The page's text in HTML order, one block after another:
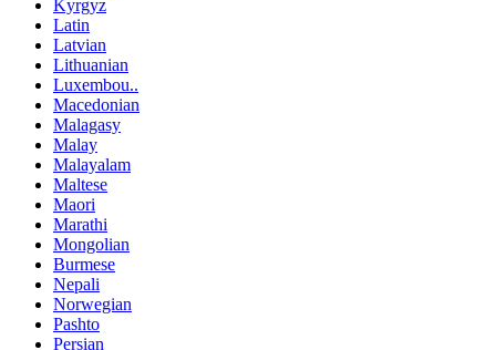
Kyrgyz
Latin
Latvian
Lithuanian
Luxembou..
Macedonian
Malagasy
Malay
Malayalam
Maltese
Maori
Marathi
Mongolian
Burmese
Nepali
Norwegian
Pashto
Persian